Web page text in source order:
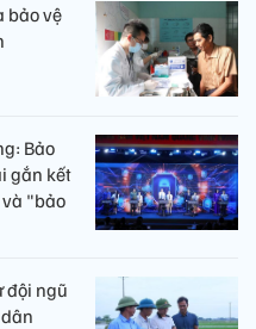
bảo vệ
Bảo
gắn kết
"bảo
đội ngũ